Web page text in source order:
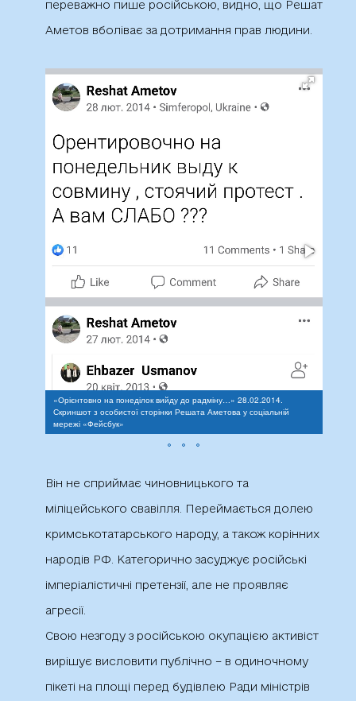
переважно пише російською, видно, що Решат
Аметов вболіває за дотримання прав людини.
«Орієнтовно на понеділок вийду до радміну…» 28.02.2014.
Скриншот з особистої сторінки Решата Аметова у соціальній
мережі «Фейсбук»
Він не сприймає чиновницького та
міліцейського свавілля. Переймається долею
кримськотатарського народу, а також корінних
народів РФ. Категорично засуджує російські
імперіалістичні претензії, але не проявляє
агресії.
Свою незгоду з російською окупацією активіст
вирішує висловити публічно – в одиночному
пікеті на площі перед будівлею Ради міністрів